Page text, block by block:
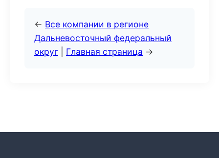
← Все компании в регионе
Дальневосточный федеральный
округ
Главная страница →